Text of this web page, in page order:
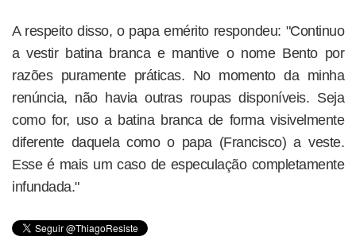
A respeito disso, o papa emérito respondeu: "Continuo
a vestir batina branca e mantive o nome Bento por
razões puramente práticas. No momento da minha
renúncia, não havia outras roupas disponíveis. Seja
como for, uso a batina branca de forma visivelmente
diferente daquela como o papa (Francisco) a veste.
Esse é mais um caso de especulação completamente
infundada."